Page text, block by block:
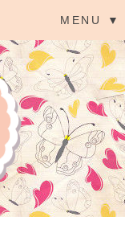
MENU ▼